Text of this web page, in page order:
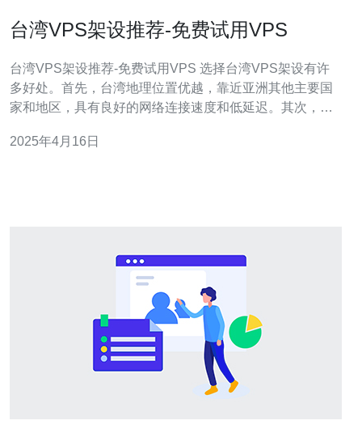
台湾VPS架设推荐-免费试用VPS
台湾VPS架设推荐-免费试用VPS 选择台湾VPS架设有许
多好处。首先，台湾地理位置优越，靠近亚洲其他主要国
家和地区，具有良好的网络连接速度和低延迟。其次，台
提供稳定和可靠的服务。此外，台湾政府对互联网行业的
2025年4月16日